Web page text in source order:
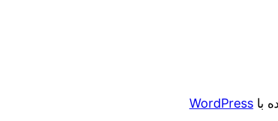
باWordPress